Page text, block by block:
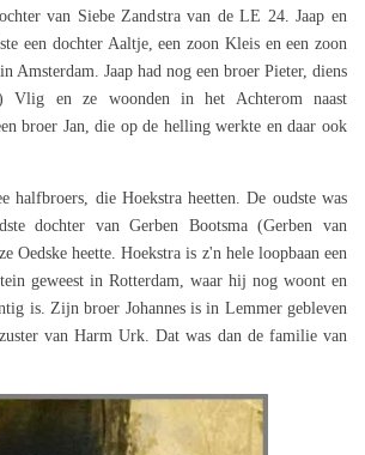
van Siebe Zandstra van de LE 24. Jaap en
een dochter Aaltje, een zoon Kleis en een zoon
Amsterdam. Jaap had nog een broer Pieter, diens
Vlig en ze woonden in het Achterom naast
broer Jan, die op de helling werkte en daar ook
halfbroers, die Hoekstra heetten. De oudste was
dochter van Gerben Bootsma (Gerben van
Oedske heette. Hoekstra is z'n hele loopbaan een
geweest in Rotterdam, waar hij nog woont en
is. Zijn broer Johannes is in Lemmer gebleven
van Harm Urk. Dat was dan de familie van